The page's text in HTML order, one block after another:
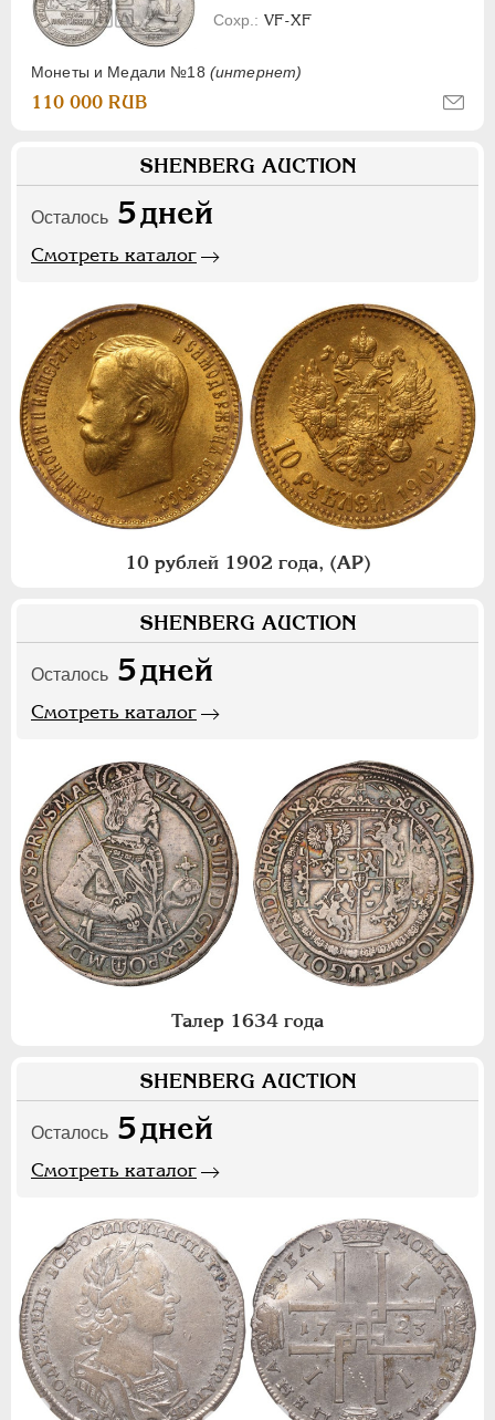
Монеты и Медали №18 (интернет)
VF-XF
110 000 RUB
SHENBERG AUCTION
Осталось 5дней
Смотреть каталог
10 рублей 1902 года, (АР)
SHENBERG AUCTION
Осталось 5дней
Смотреть каталог
Талер 1634 года
SHENBERG AUCTION
Осталось 5дней
Смотреть каталог